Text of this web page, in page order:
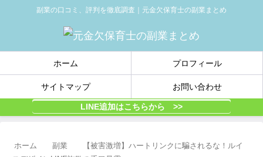
副業の口コミ、評判を徹底調査｜元金欠保育士の副業まとめ
ホーム プロフィール
サイトマップ お問い合わせ
LINE追加はこちらから >>
ホーム 副業
【被害激増】ハートリンクに騙されるな！ルイ